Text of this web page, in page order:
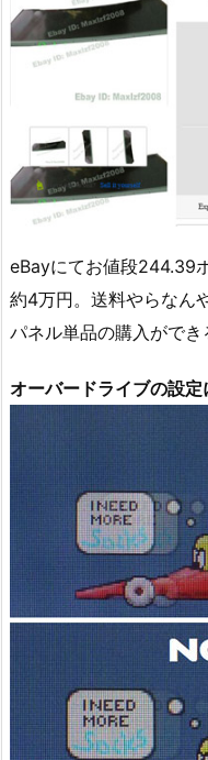
eBayにてお値段244.39
約4万円。送料やらなん
パネル単品の購入ができ
オーバードライブの設